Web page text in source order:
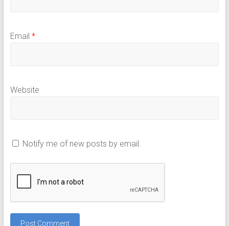
Email *
Website
Notify me of new posts by email.